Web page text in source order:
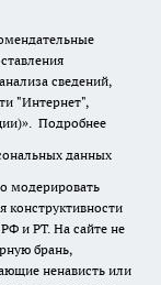
сведений,
"Интернет",
Подробнее
данных
модерировать
конструктивности
и РТ. На сайте не
брань,
ненависть или